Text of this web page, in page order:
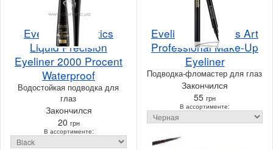
Eveline Cosmetics
Liquid Precision
Eyeliner 2000 Procent
Waterproof
Водостойкая подводка для
глаз
Закончился
20 грн
В ассортименте:
Eveline Cosmetics Art
Professional Make-Up
Eyeliner
Подводка-фломастер для глаз
Закончился
55 грн
В ассортименте: